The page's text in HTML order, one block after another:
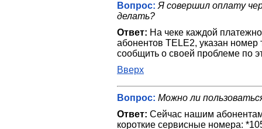
Вопрос: Я совершил оплату
делать?
Ответ: На чеке каждой
абонентов TELE2, указан
сообщить о своей проблеме по
Вверх
Вопрос: Можно ли
Ответ: Сейчас нашим
короткие сервисные номера: